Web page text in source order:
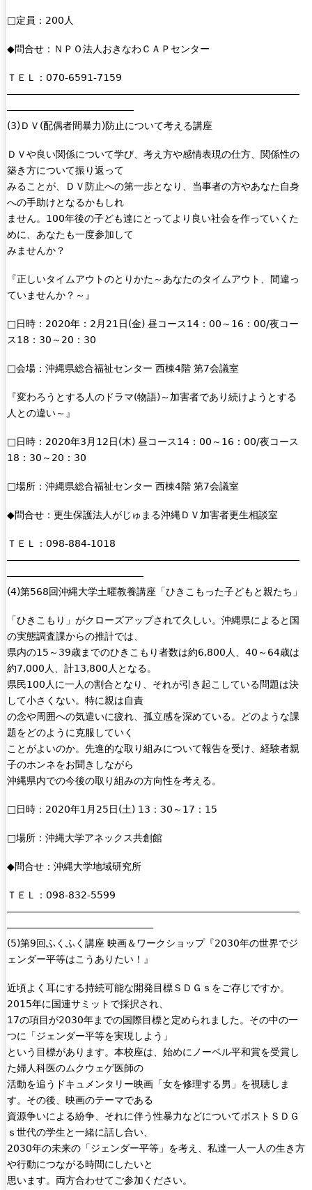
□定員：200人
◆問合せ：ＮＰＯ法人おきなわＣＡＰセンター
ＴＥＬ：070-6591-7159
――――――――――――――――――――――――――――――
―――――――――――――
(3)ＤＶ(配偶者間暴力)防止について考える講座
ＤＶや良い関係について学び、考え方や感情表現の仕方、関係性の
築き方について振り返って
みることが、ＤＶ防止への第一歩となり、当事者の方やあなた自身
への手助けとなるかもしれ
ません。100年後の子ども達にとってより良い社会を作っていくた
めに、あなたも一度参加して
みませんか？
『正しいタイムアウトのとりかた～あなたのタイムアウト、間違っ
ていませんか？～』
□日時：2020年：2月21日(金) 昼コース14：00～16：00/夜コー
ス18：30～20：30
□会場：沖縄県総合福祉センター 西棟4階 第7会議室
『変わろうとする人のドラマ(物語)～加害者であり続けようとする
人との違い～』
□日時：2020年3月12日(木) 昼コース14：00～16：00/夜コース
18：30～20：30
□場所：沖縄県総合福祉センター 西棟4階 第7会議室
◆問合せ：更生保護法人がじゅまる沖縄ＤＶ加害者更生相談室
ＴＥＬ：098-884-1018
――――――――――――――――――――――――――――――
――――――――――――――
(4)第568回沖縄大学土曜教養講座「ひきこもった子どもと親たち」
「ひきこもり」がクローズアップされて久しい。沖縄県によると国
の実態調査課からの推計では、
県内の15～39歳までのひきこもり者数は約6,800人、40～64歳は
約7,000人、計13,800人となる。
県民100人に一人の割合となり、それが引き起こしている問題は決
して小さくない。特に親は自責
の念や周囲への気遣いに疲れ、孤立感を深めている。どのような課
題をどのように克服していく
ことがよいのか。先進的な取り組みについて報告を受け、経験者親
子のホンネをお聞きしながら
沖縄県内での今後の取り組みの方向性を考える。
□日時：2020年1月25日(土) 13：30～17：15
□場所：沖縄大学アネックス共創館
◆問合せ：沖縄大学地域研究所
ＴＥＬ：098-832-5599
――――――――――――――――――――――――――――――
―――――――――――――――
(5)第9回ふくふく講座 映画＆ワークショップ『2030年の世界でジ
ェンダー平等はこうありたい！』
近頃よく耳にする持続可能な開発目標ＳＤＧｓをご存じですか。
2015年に国連サミットで採択され、
17の項目が2030年までの国際目標と定められました。その中の一
つに「ジェンダー平等を実現しよう」
という目標があります。本校座は、始めにノーベル平和賞を受賞し
た婦人科医のムクウェゲ医師の
活動を追うドキュメンタリー映画「女を修理する男」を視聴しま
す。その後、映画のテーマである
資源争いによる紛争、それに伴う性暴力などについてポストＳＤＧ
ｓ世代の学生と一緒に話し合い、
2030年の未来の「ジェンダー平等」を考え、私達一人一人の生き方
や行動につながる時間にしたいと
思います。両方合わせてご参加ください。